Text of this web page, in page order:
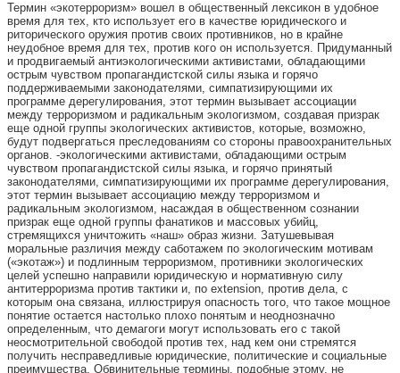
Термин «экотерроризм» вошел в общественный лексикон в удобное
время для тех, кто использует его в качестве юридического и
риторического оружия против своих противников, но в крайне
неудобное время для тех, против кого он используется. Придуманный
и продвигаемый антиэкологическими активистами, обладающими
острым чувством пропагандистской силы языка и горячо
поддерживаемыми законодателями, симпатизирующими их
программе дерегулирования, этот термин вызывает ассоциации
между терроризмом и радикальным экологизмом, создавая призрак
еще одной группы экологических активистов, которые, возможно,
будут подвергаться преследованиям со стороны правоохранительных
органов. -экологическими активистами, обладающими острым
чувством пропагандистской силы языка, и горячо принятый
законодателями, симпатизирующими их программе дерегулирования,
этот термин вызывает ассоциацию между терроризмом и
радикальным экологизмом, насаждая в общественном сознании
призрак еще одной группы фанатиков и массовых убийц,
стремящихся уничтожить «наш» образ жизни. Затушевывая
моральные различия между саботажем по экологическим мотивам
(«экотаж») и подлинным терроризмом, противники экологических
целей успешно направили юридическую и нормативную силу
антитерроризма против тактики и, по extension, против дела, с
которым она связана, иллюстрируя опасность того, что такое мощное
понятие остается настолько плохо понятым и неоднозначно
определенным, что демагоги могут использовать его с такой
неосмотрительной свободой против тех, над кем они стремятся
получить несправедливые юридические, политические и социальные
преимущества. Обвинительные термины, подобные этому, не